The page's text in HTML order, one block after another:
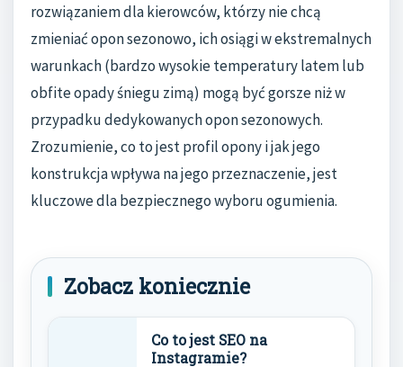
rozwiązaniem dla kierowców, którzy nie chcą
zmieniać opon sezonowo, ich osiągi w ekstremalnych
warunkach (bardzo wysokie temperatury latem lub
obfite opady śniegu zimą) mogą być gorsze niż w
przypadku dedykowanych opon sezonowych.
Zrozumienie, co to jest profil opony i jak jego
konstrukcja wpływa na jego przeznaczenie, jest
kluczowe dla bezpiecznego wyboru ogumienia.
Zobacz koniecznie
Co to jest SEO na
Instagramie?